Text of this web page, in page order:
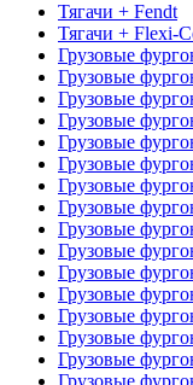
Тягачи + Fendt
Тягачи + Flexi-
Грузовые
Грузовые
Грузовые
Грузовые
Грузовые
Грузовые
Грузовые
Грузовые
Грузовые
Грузовые
Грузовые
Грузовые
Грузовые
Грузовые
Грузовые
Грузовые